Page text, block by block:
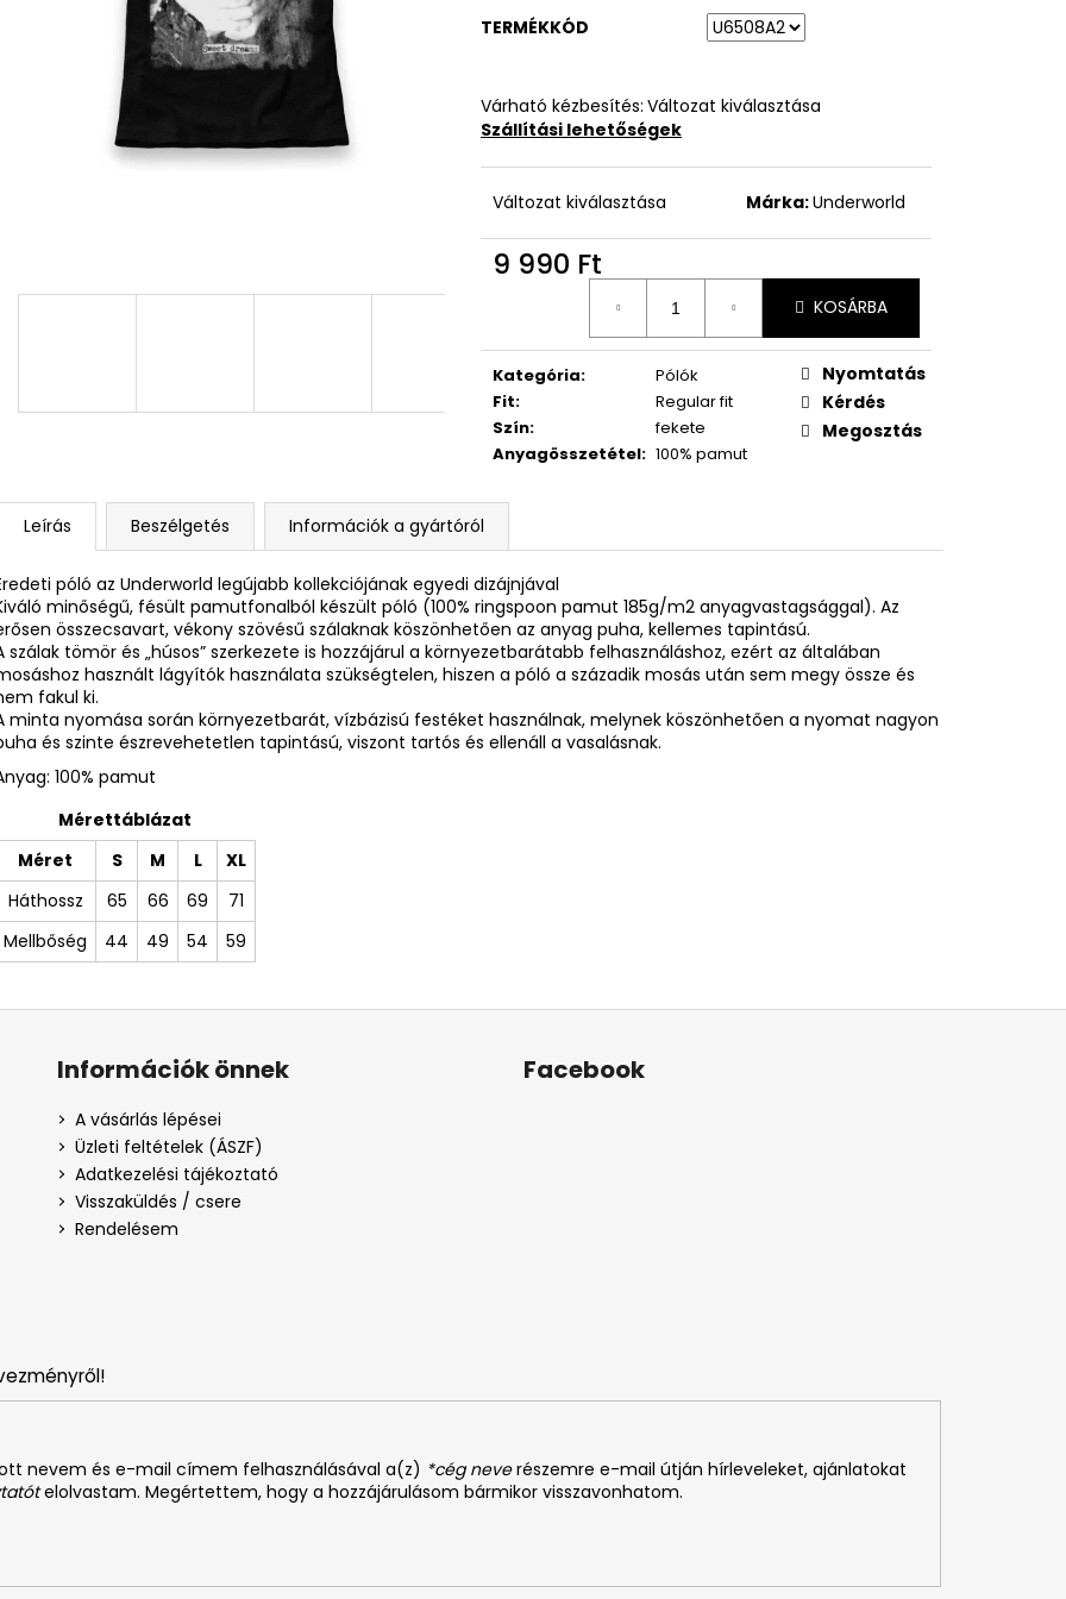
TERMÉKKÓD
Várható kézbesítés: Változat kiválasztása
Szállítási lehetőségek
Változat kiválasztása Márka:Underworld
9 990 Ft
KOSÁRBA
Kategória:
Pólók
Fit:
Regular fit
Szín:
fekete
Anyagösszetétel: 100% pamut
Nyomtatás
Kérdés
Megosztás
Leírás Beszélgetés Információk a gyártóról
póló az Underworld legújabb kollekciójának egyedi dizájnjával
minőségű, fésült pamutfonalból készült póló (100% ringspoon pamut 185g/m2 anyagvastagsággal). Az
összecsavart, vékony szövésű szálaknak köszönhetően az anyag puha, kellemes tapintású.
szálak tömör és „húsos” szerkezete is hozzájárul a környezetbarátabb felhasználáshoz, ezért az általában
használt lágyítók használata szükségtelen, hiszen a póló a századik mosás után sem megy össze és
fakul ki.
minta nyomása során környezetbarát, vízbázisú festéket használnak, melynek köszönhetően a nyomat nagyon
és szinte észrevehetetlen tapintású, viszont tartós és ellenáll a vasalásnak.
100% pamut
Mérettáblázat
Méret
S M L
XL
Háthossz
65 66 69
71
Mellbőség
44 49 54 59
nevem és e-mail címem felhasználásával a(z) *cég neverészemre e-mail útján hírleveleket, ajánlatokat
elolvastam. Megértettem, hogy a hozzájárulásom bármikor visszavonhatom.
Információk önnek
A vásárlás lépései
Üzleti feltételek (ÁSZF)
Adatkezelési tájékoztató
Visszaküldés / csere
Rendelésem
Facebook